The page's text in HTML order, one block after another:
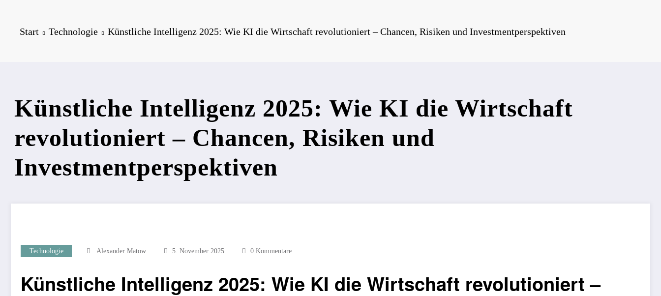
Start Technologie Künstliche Intelligenz 2025: Wie KI die Wirtschaft revolutioniert – Chancen, Risiken und Investmentperspektiven
Künstliche Intelligenz 2025: Wie KI die Wirtschaft
revolutioniert – Chancen, Risiken und
Investmentperspektiven
Technologie Alexander Matow 5. November 2025 0 Kommentare
Künstliche Intelligenz 2025: Wie KI die Wirtschaft revolutioniert –